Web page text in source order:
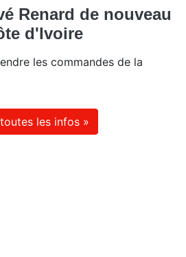
Renard de nouveau
d'Ivoire
les commandes de la
les infos »